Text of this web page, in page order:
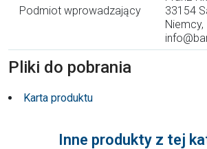
Podmiot wprowadzający
33154
Niemcy,
Pliki do pobrania
Karta produktu
Inne produkty z tej